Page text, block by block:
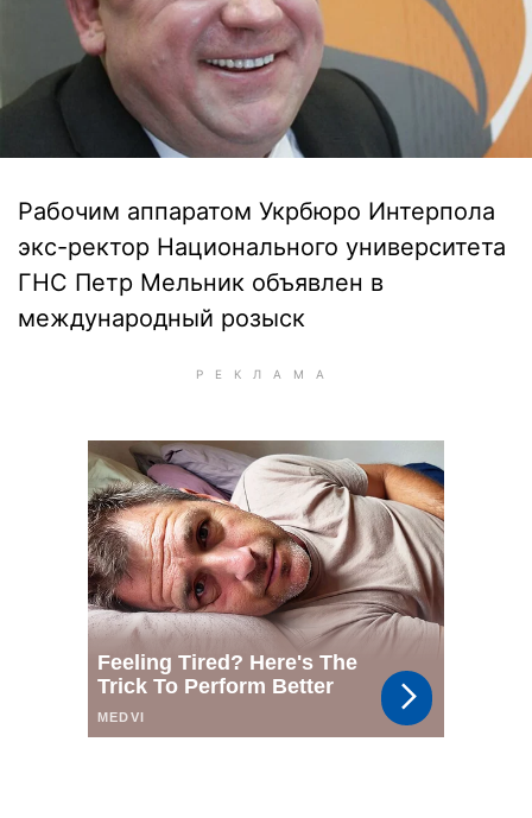
Рабочим аппаратом Укрбюро Интерпола
экс-ректор Национального университета
ГНС Петр Мельник объявлен в
международный розыск